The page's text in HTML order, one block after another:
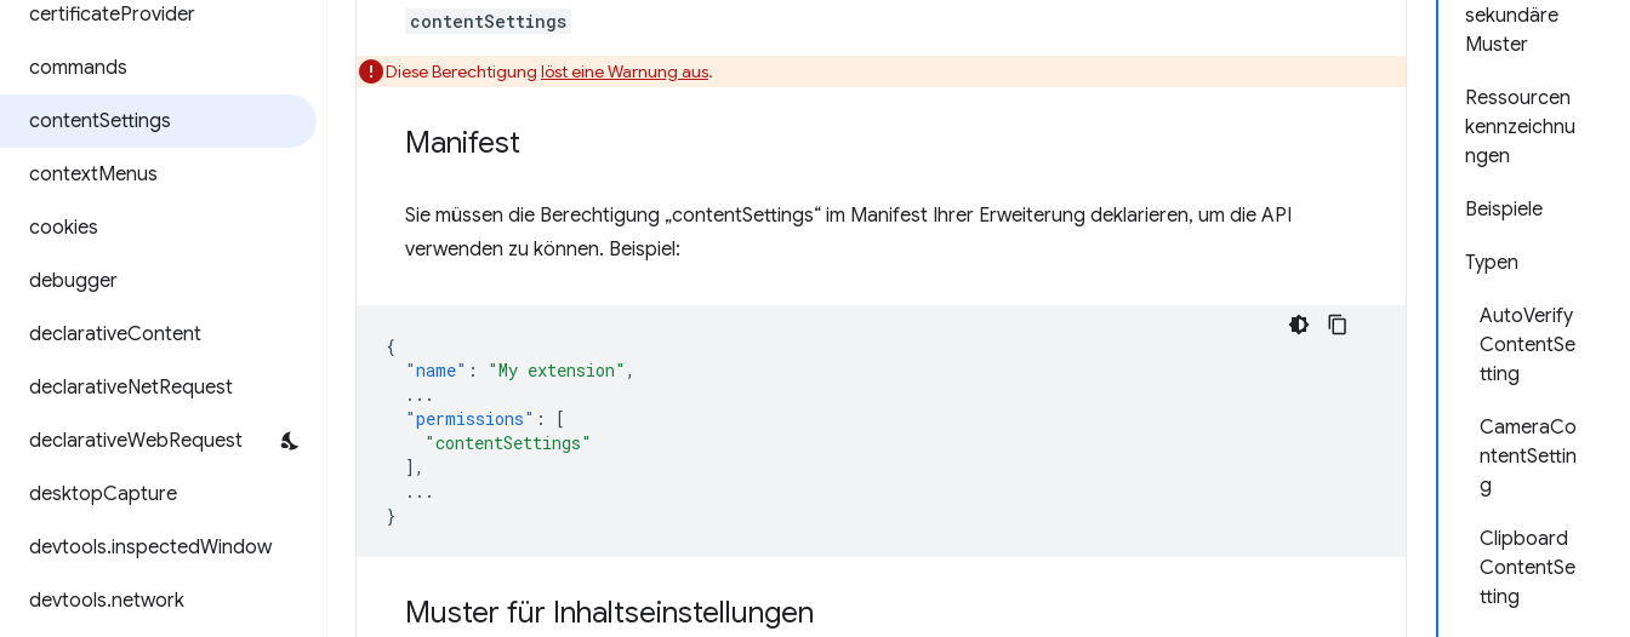
certificateProvider
commands
contentSettings
contextMenus
cookies
debugger
declarativeContent
declarativeNetRequest
declarativeWebRequest
desktopCapture
devtools.inspectedWindow
devtools.network
sekundäre
Muster
Ressourcen
kennzeichnu
ngen
Beispiele
Typen
AutoVerify
ContentSe
tting
CameraCo
ntentSettin
g
Clipboard
ContentSe
tting
contentSettings
Diese Berechtigung löst eine Warnung aus.
Manifest
Sie müssen die Berechtigung „contentSettings“ im Manifest Ihrer Erweiterung deklarieren, um die API
verwenden zu können. Beispiel:
{
"name" : "My extension" ,
...
"permissions" :
[
"contentSettings"
],
...
}
Muster für Inhaltseinstellungen